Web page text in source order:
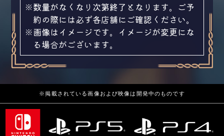
※数量がなくなり次第終了となります。ご予
約の際には必ず各店舗にご確認ください。
※画像はイメージです。イメージが変更にな
る場合がございます。
※掲載されている画像および映像は開発中のものです